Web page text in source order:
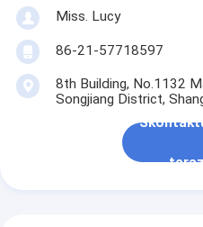
Miss. Lucy
86-21-57718597
8th Building, No.1132
Songjiang District,